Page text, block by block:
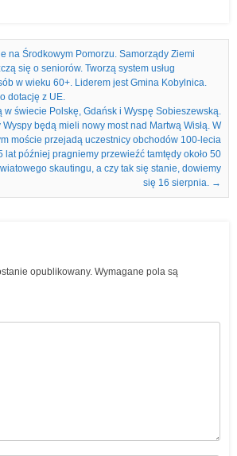
na Środkowym Pomorzu. Samorządy Ziemi
się o seniorów. Tworzą system usług
w wieku 60+. Liderem jest Gmina Kobylnica.
dotację z UE.
w świecie Polskę, Gdańsk i Wyspę Sobieszewską.
będą mieli nowy most nad Martwą Wisłą. W
moście przejadą uczestnicy obchodów 100-lecia
lat później pragniemy przewieźć tamtędy około 50
skautingu, a czy tak się stanie, dowiemy
się 16 sierpnia. →
opublikowany. Wymagane pola są